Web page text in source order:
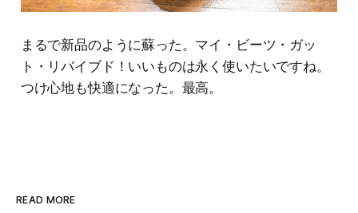
まるで新品のように蘇った。マイ・ビーツ・ガッ
ト・リバイブド！いいものは永く使いたいですね。
つけ心地も快適になった。最高。
READ MORE